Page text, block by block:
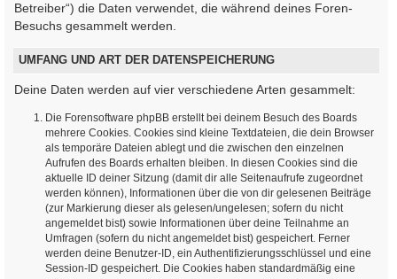
Betreiber“) die Daten verwendet, die während deines Foren-
Besuchs gesammelt werden.
UMFANG UND ART DER DATENSPEICHERUNG
Deine Daten werden auf vier verschiedene Arten gesammelt:
Die Forensoftware phpBB erstellt bei deinem Besuch des Boards
mehrere Cookies. Cookies sind kleine Textdateien, die dein Browser
als temporäre Dateien ablegt und die zwischen den einzelnen
Aufrufen des Boards erhalten bleiben. In diesen Cookies sind die
aktuelle ID deiner Sitzung (damit dir alle Seitenaufrufe zugeordnet
werden können), Informationen über die von dir gelesenen Beiträge
(zur Markierung dieser als gelesen/ungelesen; sofern du nicht
angemeldet bist) sowie Informationen über deine Teilnahme an
Umfragen (sofern du nicht angemeldet bist) gespeichert. Ferner
werden deine Benutzer-ID, ein Authentifizierungsschlüssel und eine
Session-ID gespeichert. Die Cookies haben standardmäßig eine